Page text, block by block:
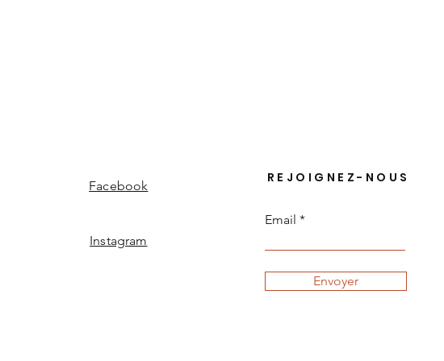
Facebook
Instagram
REJOIGNEZ-NOUS
Email
Envoyer